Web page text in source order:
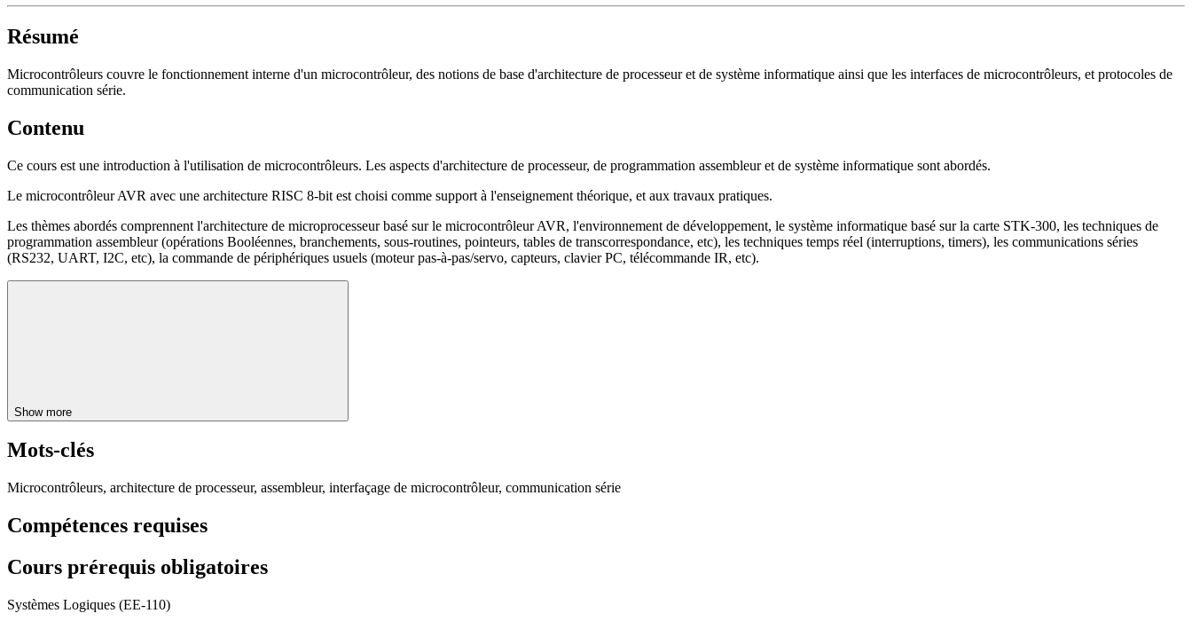
Résumé
Microcontrôleurs couvre le fonctionnement interne d'un microcontrôleur, des notions de base d'architecture de processeur et de système informatique ainsi que les interfaces de microcontrôleurs, et protocoles de
communication série.
Contenu
Ce cours est une introduction à l'utilisation de microcontrôleurs. Les aspects d'architecture de processeur, de programmation assembleur et de système informatique sont abordés.
Le microcontrôleur AVR avec une architecture RISC 8-bit est choisi comme support à l'enseignement théorique, et aux travaux pratiques.
Les thèmes abordés comprennent l'architecture de microprocesseur basé sur le microcontrôleur AVR, l'environnement de développement, le système informatique basé sur la carte STK-300, les techniques de
programmation assembleur (opérations Booléennes, branchements, sous-routines, pointeurs, tables de transcorrespondance, etc), les techniques temps réel (interruptions, timers), les communications séries
(RS232, UART, I2C, etc), la commande de périphériques usuels (moteur pas-à-pas/servo, capteurs, clavier PC, télécommande IR, etc).
Show more
Mots-clés
Microcontrôleurs, architecture de processeur, assembleur, interfaçage de microcontrôleur, communication série
Compétences requises
Cours prérequis obligatoires
Systèmes Logiques (EE-110)